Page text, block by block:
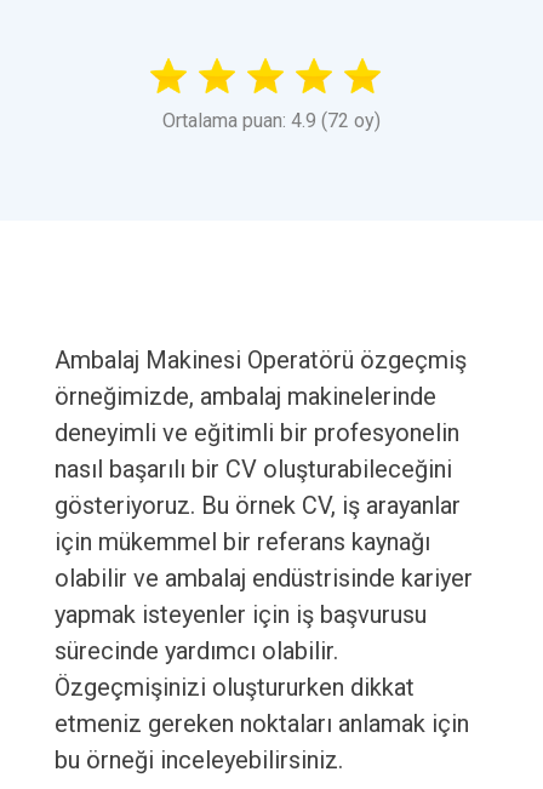
Ortalama puan: 4.9 (72 oy)
Ambalaj Makinesi Operatörü özgeçmiş
örneğimizde, ambalaj makinelerinde
deneyimli ve eğitimli bir profesyonelin
nasıl başarılı bir CV oluşturabileceğini
gösteriyoruz. Bu örnek CV, iş arayanlar
için mükemmel bir referans kaynağı
olabilir ve ambalaj endüstrisinde kariyer
yapmak isteyenler için iş başvurusu
sürecinde yardımcı olabilir.
Özgeçmişinizi oluştururken dikkat
etmeniz gereken noktaları anlamak için
bu örneği inceleyebilirsiniz.